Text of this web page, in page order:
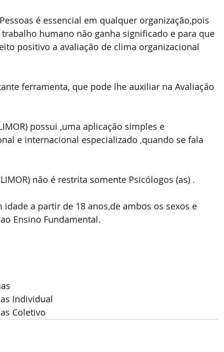
é essencial em qualquer organização,pois
humano não ganha significado e para que
positivo a avaliação de clima organizacional
ferramenta, que pode lhe auxiliar na Avaliação
possui ,uma aplicação simples e
e internacional especializado ,quando se fala
não é restrita somente Psicólogos (as) .
a partir de 18 anos,de ambos os sexos e
Ensino Fundamental.
Individual
Coletivo